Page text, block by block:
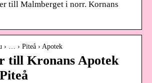
till Malmberget i norr. Kornans
› … › Piteå › Apotek
till Kronans Apotek